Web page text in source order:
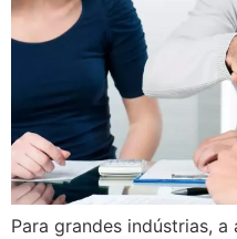
Para grandes indústrias,